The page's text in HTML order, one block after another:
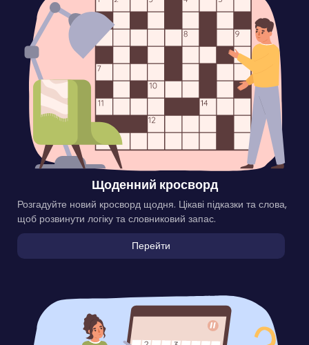
Щоденний кросворд
Розгадуйте новий кросворд щодня. Цікаві підказки та слова,
щоб розвинути логіку та словниковий запас.
Перейти